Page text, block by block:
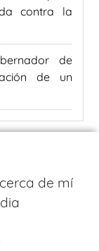
contra la
de
de un
de mí